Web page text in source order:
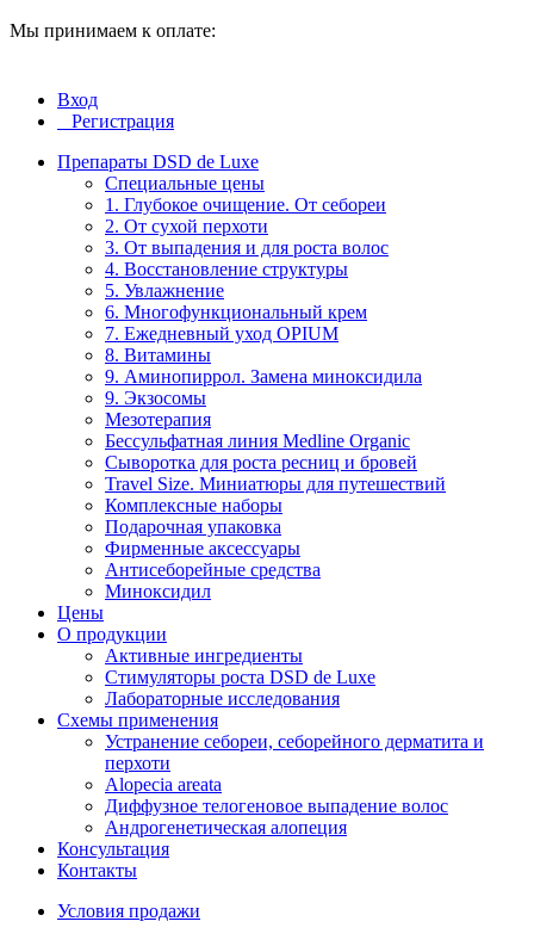
Мы принимаем к оплате:
Вход
Регистрация
Препараты DSD de Luxe
Специальные цены
1. Глубокое очищение. От себореи
2. От сухой перхоти
3. От выпадения и для роста волос
4. Восстановление структуры
5. Увлажнение
6. Многофункциональный крем
7. Ежедневный уход OPIUM
8. Витамины
9. Аминопиррол. Замена миноксидила
9. Экзосомы
Мезотерапия
Бессульфатная линия Medline Organic
Сыворотка для роста ресниц и бровей
Travel Size. Миниатюры для путешествий
Комплексные наборы
Подарочная упаковка
Фирменные аксессуары
Антисеборейные средства
Миноксидил
Цены
О продукции
Активные ингредиенты
Стимуляторы роста DSD de Luxe
Лабораторные исследования
Схемы применения
Устранение себореи, себорейного дерматита и
перхоти
Alopecia areata
Диффузное телогеновое выпадение волос
Андрогенетическая алопеция
Консультация
Контакты
Условия продажи